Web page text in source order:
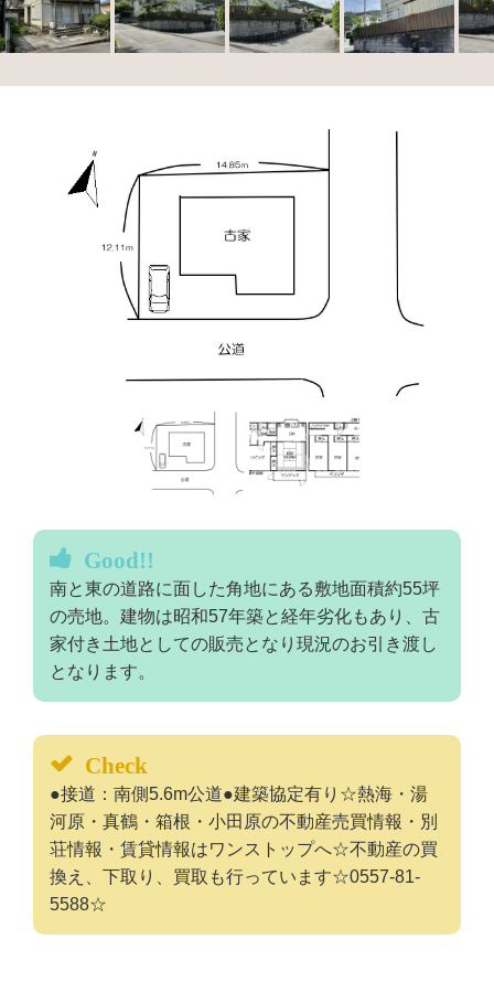
Good!!
南と東の道路に面した角地にある敷地面積約55坪
の売地。建物は昭和57年築と経年劣化もあり、古
家付き土地としての販売となり現況のお引き渡し
となります。
Check
●接道：南側5.6m公道●建築協定有り☆熱海・湯
河原・真鶴・箱根・小田原の不動産売買情報・別
荘情報・賃貸情報はワンストップへ☆不動産の買
換え、下取り、買取も行っています☆0557-81-
5588☆